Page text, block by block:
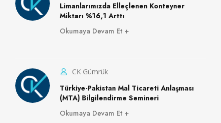
Limanlarımızda Elleçlenen Konteyner
Miktarı %16,1 Arttı
Okumaya Devam Et
CK Gümrük
Türkiye-Pakistan Mal Ticareti Anlaşması
(MTA) Bilgilendirme Semineri
Okumaya Devam Et